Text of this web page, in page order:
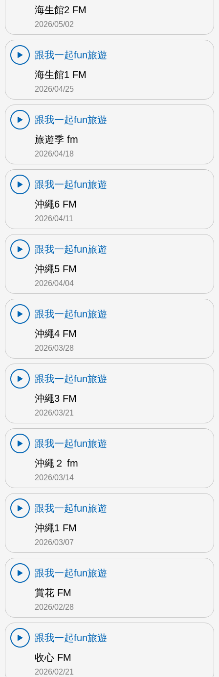
海生館2 FM
2026/05/02
跟我一起fun旅遊
海生館1 FM
2026/04/25
跟我一起fun旅遊
旅遊季 fm
2026/04/18
跟我一起fun旅遊
沖繩6 FM
2026/04/11
跟我一起fun旅遊
沖繩5 FM
2026/04/04
跟我一起fun旅遊
沖繩4 FM
2026/03/28
跟我一起fun旅遊
沖繩3 FM
2026/03/21
跟我一起fun旅遊
沖繩２ fm
2026/03/14
跟我一起fun旅遊
沖繩1 FM
2026/03/07
跟我一起fun旅遊
賞花 FM
2026/02/28
跟我一起fun旅遊
收心 FM
2026/02/21